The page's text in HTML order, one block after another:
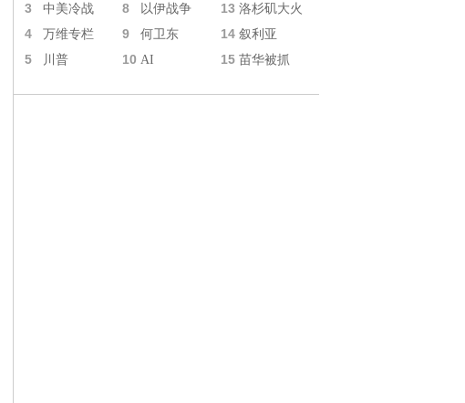
3 中美冷战 8 以伊战争 13 洛杉矶大火
4 万维专栏 9 何卫东 14 叙利亚
5 川普 10 AI 15 苗华被抓